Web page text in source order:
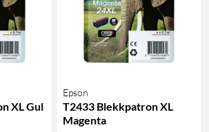
XL Gul
Epson
T2433 Blekkpatron XL
Magenta